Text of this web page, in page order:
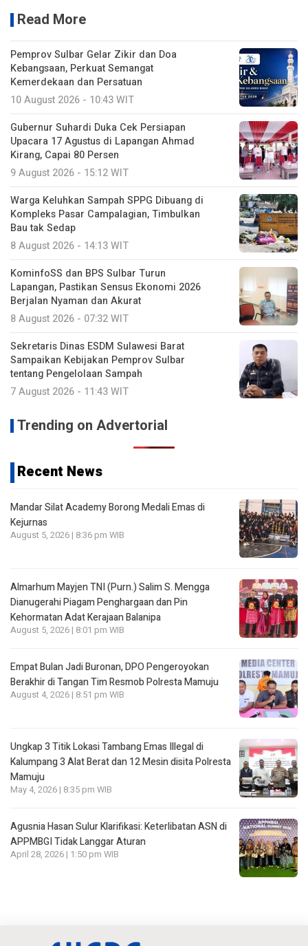
Read More
Pemprov Sulbar Gelar Zikir dan Doa
Kebangsaan, Perkuat Semangat
Kemerdekaan dan Persatuan
10 August 2026 - 10:43 WIT
Gubernur Suhardi Duka Cek Persiapan
Upacara 17 Agustus di Lapangan Ahmad
Kirang, Capai 80 Persen
9 August 2026 - 15:12 WIT
Warga Keluhkan Sampah SPPG Dibuang di
Kompleks Pasar Campalagian, Timbulkan
Bau tak Sedap
8 August 2026 - 14:13 WIT
KominfoSS dan BPS Sulbar Turun
Lapangan, Pastikan Sensus Ekonomi 2026
Berjalan Nyaman dan Akurat
8 August 2026 - 07:32 WIT
Sekretaris Dinas ESDM Sulawesi Barat
Sampaikan Kebijakan Pemprov Sulbar
tentang Pengelolaan Sampah
7 August 2026 - 11:43 WIT
Trending on Advertorial
Recent News
Mandar Silat Academy Borong Medali Emas di
Kejurnas
August 5, 2026 | 8:36 pm WIB
Almarhum Mayjen TNI (Purn.) Salim S. Mengga
Dianugerahi Piagam Penghargaan dan Pin
Kehormatan Adat Kerajaan Balanipa
August 5, 2026 | 8:01 pm WIB
Empat Bulan Jadi Buronan, DPO Pengeroyokan
Berakhir di Tangan Tim Resmob Polresta Mamuju
August 4, 2026 | 8:51 pm WIB
Ungkap 3 Titik Lokasi Tambang Emas Illegal di
Kalumpang 3 Alat Berat dan 12 Mesin disita Polresta
Mamuju
May 4, 2026 | 8:35 pm WIB
Agusnia Hasan Sulur Klarifikasi: Keterlibatan ASN di
APPMBGI Tidak Langgar Aturan
April 28, 2026 | 1:50 pm WIB